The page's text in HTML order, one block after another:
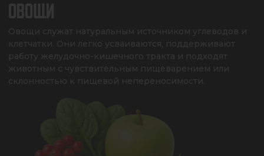
ОВОЩИ
Овощи служат натуральным источником углеводов и
клетчатки. Они легко усваиваются, поддерживают
работу желудочно-кишечного тракта и подходят
животным с чувствительным пищеварением или
склонностью к пищевой непереносимости.